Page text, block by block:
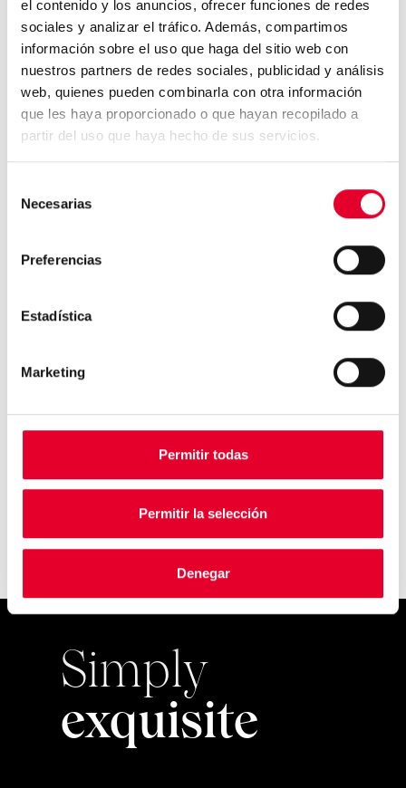
el contenido y los anuncios, ofrecer funciones de redes
sociales y analizar el tráfico. Además, compartimos
información sobre el uso que haga del sitio web con
nuestros partners de redes sociales, publicidad y análisis
web, quienes pueden combinarla con otra información
que les haya proporcionado o que hayan recopilado a
partir del uso que haya hecho de sus servicios.
Necesarias
Preferencias
Estadística
Marketing
Permitir todas
Permitir la selección
Denegar
reducción de los procesos logísticos al tener que
realizar menos rutas para rellenar la máquina de
leche liofilizada frente a la utilización de leche
fresca. Además, precisa una limpieza menos
intensiva. Asimismo, para el consumidor final, esta
nueva tecnología permite la elaboración de
exquisitas bebidas con una espuma de textura
sedosa, aterciopelada y todo el sabor de la leche
Neo Q ha sido premiada en
Reino Unido reconociendo...
Simply
exquisite